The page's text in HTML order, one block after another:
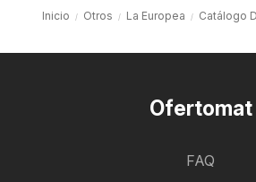
Inicio Otros La Europea Catálogo
Ofertomat
FAQ